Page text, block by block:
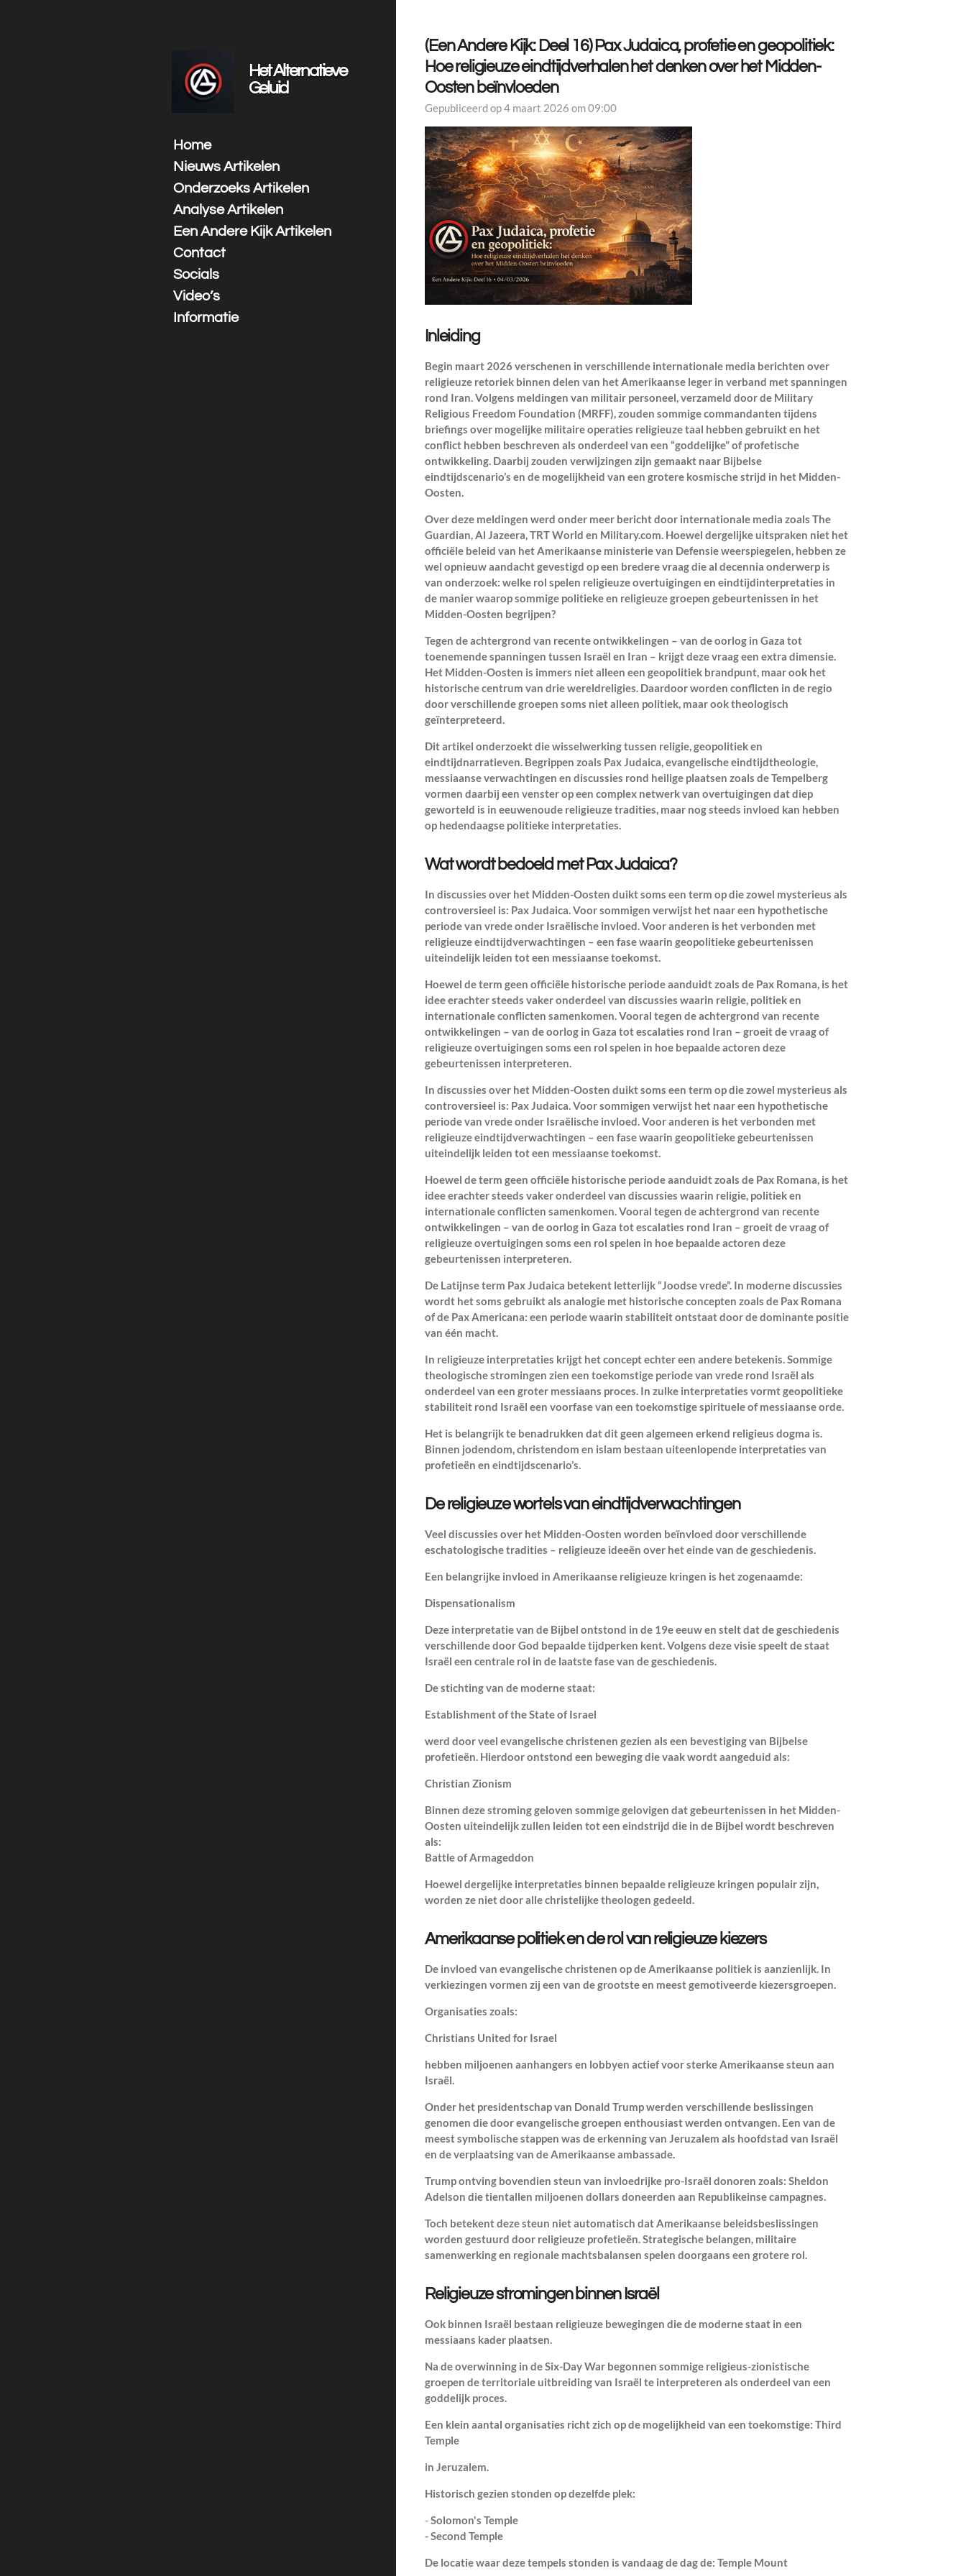
(Een Andere Kijk: Deel 16) Pax Judaica, profetie en geopolitiek:
Hoe religieuze eindtijdverhalen het denken over het Midden-
Oosten beïnvloeden
Gepubliceerd op 4 maart 2026 om 09:00
Inleiding
Begin maart 2026 verschenen in verschillende internationale media berichten over
religieuze retoriek binnen delen van het Amerikaanse leger in verband met spanningen
rond Iran. Volgens meldingen van militair personeel, verzameld door de Military
Religious Freedom Foundation (MRFF), zouden sommige commandanten tijdens
briefings over mogelijke militaire operaties religieuze taal hebben gebruikt en het
conflict hebben beschreven als onderdeel van een “goddelijke” of profetische
ontwikkeling. Daarbij zouden verwijzingen zijn gemaakt naar Bijbelse
eindtijdscenario’s en de mogelijkheid van een grotere kosmische strijd in het Midden-
Oosten.
Over deze meldingen werd onder meer bericht door internationale media zoals The
Guardian, Al Jazeera, TRT World en Military.com. Hoewel dergelijke uitspraken niet het
officiële beleid van het Amerikaanse ministerie van Defensie weerspiegelen, hebben ze
wel opnieuw aandacht gevestigd op een bredere vraag die al decennia onderwerp is
van onderzoek: welke rol spelen religieuze overtuigingen en eindtijdinterpretaties in
de manier waarop sommige politieke en religieuze groepen gebeurtenissen in het
Midden-Oosten begrijpen?
Tegen de achtergrond van recente ontwikkelingen – van de oorlog in Gaza tot
toenemende spanningen tussen Israël en Iran – krijgt deze vraag een extra dimensie.
Het Midden-Oosten is immers niet alleen een geopolitiek brandpunt, maar ook het
historische centrum van drie wereldreligies. Daardoor worden conflicten in de regio
door verschillende groepen soms niet alleen politiek, maar ook theologisch
geïnterpreteerd.
Dit artikel onderzoekt die wisselwerking tussen religie, geopolitiek en
eindtijdnarratieven. Begrippen zoals Pax Judaica, evangelische eindtijdtheologie,
messiaanse verwachtingen en discussies rond heilige plaatsen zoals de Tempelberg
vormen daarbij een venster op een complex netwerk van overtuigingen dat diep
geworteld is in eeuwenoude religieuze tradities, maar nog steeds invloed kan hebben
op hedendaagse politieke interpretaties.
Wat wordt bedoeld met Pax Judaica?
In discussies over het Midden-Oosten duikt soms een term op die zowel mysterieus als
controversieel is: Pax Judaica. Voor sommigen verwijst het naar een hypothetische
periode van vrede onder Israëlische invloed. Voor anderen is het verbonden met
religieuze eindtijdverwachtingen – een fase waarin geopolitieke gebeurtenissen
uiteindelijk leiden tot een messiaanse toekomst.
Hoewel de term geen officiële historische periode aanduidt zoals de Pax Romana, is het
idee erachter steeds vaker onderdeel van discussies waarin religie, politiek en
internationale conflicten samenkomen. Vooral tegen de achtergrond van recente
ontwikkelingen – van de oorlog in Gaza tot escalaties rond Iran – groeit de vraag of
religieuze overtuigingen soms een rol spelen in hoe bepaalde actoren deze
gebeurtenissen interpreteren.
In discussies over het Midden-Oosten duikt soms een term op die zowel mysterieus als
controversieel is: Pax Judaica. Voor sommigen verwijst het naar een hypothetische
periode van vrede onder Israëlische invloed. Voor anderen is het verbonden met
religieuze eindtijdverwachtingen – een fase waarin geopolitieke gebeurtenissen
uiteindelijk leiden tot een messiaanse toekomst.
Hoewel de term geen officiële historische periode aanduidt zoals de Pax Romana, is het
idee erachter steeds vaker onderdeel van discussies waarin religie, politiek en
internationale conflicten samenkomen. Vooral tegen de achtergrond van recente
ontwikkelingen – van de oorlog in Gaza tot escalaties rond Iran – groeit de vraag of
religieuze overtuigingen soms een rol spelen in hoe bepaalde actoren deze
gebeurtenissen interpreteren.
De Latijnse term Pax Judaica betekent letterlijk “Joodse vrede”. In moderne discussies
wordt het soms gebruikt als analogie met historische concepten zoals de Pax Romana
of de Pax Americana: een periode waarin stabiliteit ontstaat door de dominante positie
van één macht.
In religieuze interpretaties krijgt het concept echter een andere betekenis. Sommige
theologische stromingen zien een toekomstige periode van vrede rond Israël als
onderdeel van een groter messiaans proces. In zulke interpretaties vormt geopolitieke
stabiliteit rond Israël een voorfase van een toekomstige spirituele of messiaanse orde.
Het is belangrijk te benadrukken dat dit geen algemeen erkend religieus dogma is.
Binnen jodendom, christendom en islam bestaan uiteenlopende interpretaties van
profetieën en eindtijdscenario’s.
De religieuze wortels van eindtijdverwachtingen
Veel discussies over het Midden-Oosten worden beïnvloed door verschillende
eschatologische tradities – religieuze ideeën over het einde van de geschiedenis.
Een belangrijke invloed in Amerikaanse religieuze kringen is het zogenaamde:
Dispensationalism
Deze interpretatie van de Bijbel ontstond in de 19e eeuw en stelt dat de geschiedenis
verschillende door God bepaalde tijdperken kent. Volgens deze visie speelt de staat
Israël een centrale rol in de laatste fase van de geschiedenis.
De stichting van de moderne staat:
Establishment of the State of Israel
werd door veel evangelische christenen gezien als een bevestiging van Bijbelse
profetieën. Hierdoor ontstond een beweging die vaak wordt aangeduid als:
Christian Zionism
Binnen deze stroming geloven sommige gelovigen dat gebeurtenissen in het Midden-
Oosten uiteindelijk zullen leiden tot een eindstrijd die in de Bijbel wordt beschreven
als:
Battle of Armageddon
Hoewel dergelijke interpretaties binnen bepaalde religieuze kringen populair zijn,
worden ze niet door alle christelijke theologen gedeeld.
Amerikaanse politiek en de rol van religieuze kiezers
De invloed van evangelische christenen op de Amerikaanse politiek is aanzienlijk. In
verkiezingen vormen zij een van de grootste en meest gemotiveerde kiezersgroepen.
Organisaties zoals:
Christians United for Israel
hebben miljoenen aanhangers en lobbyen actief voor sterke Amerikaanse steun aan
Israël.
Onder het presidentschap van Donald Trumpwerden verschillende beslissingen
genomen die door evangelische groepen enthousiast werden ontvangen. Een van de
meest symbolische stappen was de erkenning van Jeruzalem als hoofdstad van Israël
en de verplaatsing van de Amerikaanse ambassade.
Trump ontving bovendien steun van invloedrijke pro-Israël donoren zoals:Sheldon
Adelsondie tientallen miljoenen dollars doneerden aan Republikeinse campagnes.
Toch betekent deze steun niet automatisch dat Amerikaanse beleidsbeslissingen
worden gestuurd door religieuze profetieën. Strategische belangen, militaire
samenwerking en regionale machtsbalansen spelen doorgaans een grotere rol.
Religieuze stromingen binnen Israël
Ook binnen Israël bestaan religieuze bewegingen die de moderne staat in een
messiaans kader plaatsen.
Na de overwinning in deSix-Day War begonnen sommige religieus-zionistische
groepen de territoriale uitbreiding van Israël te interpreteren als onderdeel van een
goddelijk proces.
Een klein aantal organisaties richt zich op de mogelijkheid van een toekomstige:Third
Temple
in Jeruzalem.
Historisch gezien stonden op dezelfde plek:
-Solomon's Temple
- Second Temple
De locatie waar deze tempels stonden is vandaag de dag de:Temple Mount
Het Alternatieve
Geluid
Home
Nieuws Artikelen
Onderzoeks Artikelen
Analyse Artikelen
Een Andere Kijk Artikelen
Contact
Socials
Video’s
Informatie